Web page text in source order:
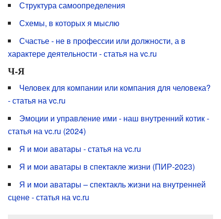
Структура самоопределения
Схемы, в которых я мыслю
Счастье - не в профессии или должности, а в
характере деятельности - статья на vc.ru
Ч-Я
Человек для компании или компания для человека?
- статья на vc.ru
Эмоции и управление ими - наш внутренний котик -
статья на vc.ru (2024)
Я и мои аватары - статья на vc.ru
Я и мои аватары в спектакле жизни (ПИР-2023)
Я и мои аватары – спектакль жизни на внутренней
сцене - статья на vc.ru